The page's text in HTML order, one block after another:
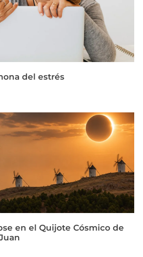
del estrés
en el Quijote Cósmico de